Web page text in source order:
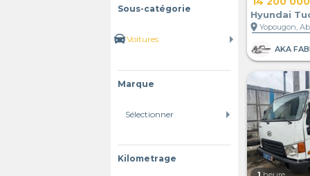
Sous-catégorie
Marque
Kilometrage
Hyundai
location_on
AKA